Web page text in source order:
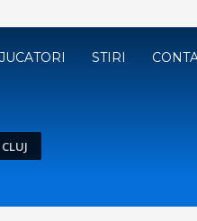
JUCATORI STIRI